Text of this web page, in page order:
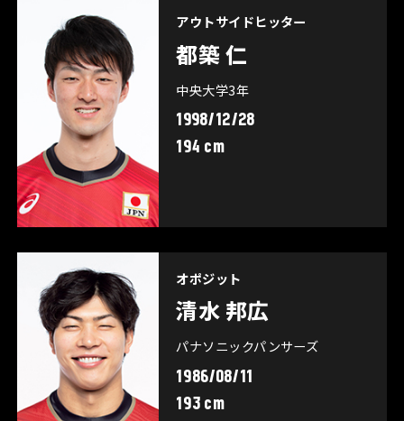
アウトサイドヒッター
都築 仁
中央大学3年
1998/12/28
194 cm
オポジット
清水 邦広
パナソニックパンサーズ
1986/08/11
193 cm